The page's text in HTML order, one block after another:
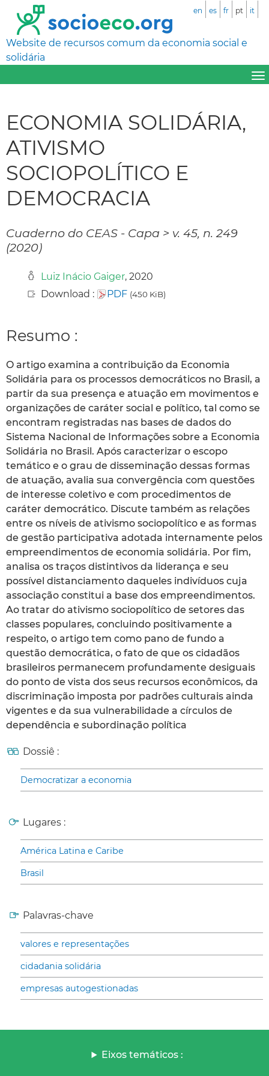
Website de recursos comum da economia social e
solidária
en es fr pt it
ECONOMIA SOLIDÁRIA,
ATIVISMO
SOCIOPOLÍTICO E
DEMOCRACIA
Cuaderno do CEAS - Capa > v. 45, n. 249
(2020)
Luiz Inácio Gaiger, 2020
Download :
PDF (450 KiB)
Resumo :
O artigo examina a contribuição da Economia
Solidária para os processos democráticos no Brasil, a
partir da sua presença e atuação em movimentos e
organizações de caráter social e político, tal como se
encontram registradas nas bases de dados do
Sistema Nacional de Informações sobre a Economia
Solidária no Brasil. Após caracterizar o escopo
temático e o grau de disseminação dessas formas
de atuação, avalia sua convergência com questões
de interesse coletivo e com procedimentos de
caráter democrático. Discute também as relações
entre os níveis de ativismo sociopolítico e as formas
de gestão participativa adotada internamente pelos
empreendimentos de economia solidária. Por fim,
analisa os traços distintivos da liderança e seu
possível distanciamento daqueles indivíduos cuja
associação constitui a base dos empreendimentos.
Ao tratar do ativismo sociopolítico de setores das
classes populares, concluindo positivamente a
respeito, o artigo tem como pano de fundo a
questão democrática, o fato de que os cidadãos
brasileiros permanecem profundamente desiguais
do ponto de vista dos seus recursos econômicos, da
discriminação imposta por padrões culturais ainda
vigentes e da sua vulnerabilidade a círculos de
dependência e subordinação política
Dossiê :
Democratizar a economia
Lugares :
América Latina e Caribe
Brasil
Palavras-chave
valores e representações
cidadania solidária
empresas autogestionadas
Eixos temáticos :